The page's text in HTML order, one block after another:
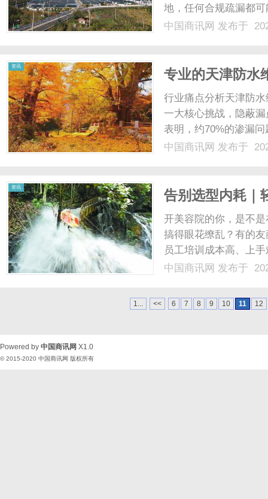
地，任何合规疏漏都
结，甚至面临法律追
中国商讯网 发布于
资讯
专业的天津防水
行业痛点分析天津防
一大核心挑战，隐蔽
表明，约70%的渗漏
不堪言，低价引流、
中国商讯网 发布于
资讯
告别选型内耗｜
的经营刚需
开美容院的你，是不
搞得眼花缭乱？有的
员工培训成本高、上
重“低价引流”，首年
视门店核心的管理与
中国商讯网 发布于
1... << 6 7 8 9 10 11 12
Powered by 中国商讯网 X1.0
© 2015-2020 中国商讯网 版权所有